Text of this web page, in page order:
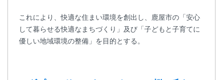
これにより、快適な住まい環境を創出し、鹿屋市の「安心
して暮らせる快適なまちづくり」及び「子どもと子育てに
優しい地域環境の整備」を目的とする。